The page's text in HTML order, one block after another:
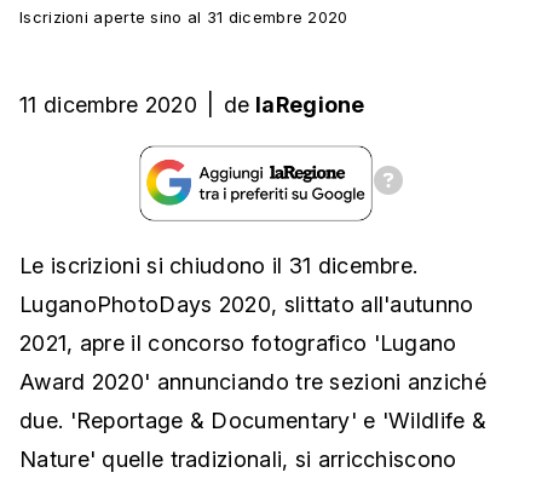
Iscrizioni aperte sino al 31 dicembre 2020
11 dicembre 2020 de laRegione
Le iscrizioni si chiudono il 31 dicembre.
LuganoPhotoDays 2020, slittato all'autunno
2021, apre il concorso fotografico 'Lugano
Award 2020' annunciando tre sezioni anziché
due. 'Reportage & Documentary' e 'Wildlife &
Nature' quelle tradizionali, si arricchiscono